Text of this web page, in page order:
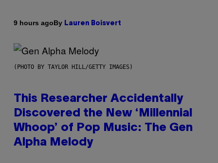
9 hours agoBy Lauren Boisvert
(PHOTO BY TAYLOR HILL/GETTY IMAGES)
This Researcher Accidentally
Discovered the New ‘Millennial
Whoop’ of Pop Music: The Gen
Alpha Melody